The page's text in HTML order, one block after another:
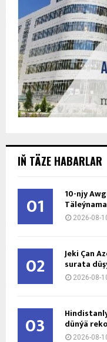
IŇ TÄZE HABARLAR
01 10-njy
Täleýnama
2026-08-
02 Jeki Çan
surata
2026-08-
03 dünýä
2026-08-